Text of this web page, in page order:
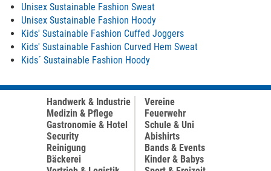
Unisex Sustainable Fashion Sweat
Unisex Sustainable Fashion Hoody
Kids' Sustainable Fashion Cuffed Joggers
Kids' Sustainable Fashion Curved Hem Sweat
Kids´ Sustainable Fashion Hoody
Handwerk & Industrie
Medizin & Pflege
Gastronomie & Hotel
Security
Reinigung
Bäckerei
Vereine
Feuerwehr
Schule & Uni
Abishirts
Bands & Events
Kinder & Babys